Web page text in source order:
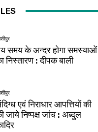
समय के अन्दर होगा समस्याओं
निस्तारण : दीपक बाली
एवं निराधार आपत्तियों की
जाये निष्पक्ष जांच : अब्दुल